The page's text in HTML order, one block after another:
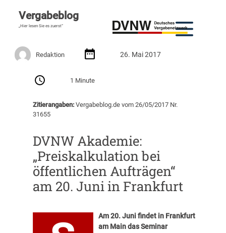
Vergabeblog
„Hier lesen Sie es zuerst“
Redaktion 26. Mai 2017
1 Minute
Zitierangaben:Vergabeblog.de vom 26/05/2017 Nr.
31655
DVNW Akademie:
„Preiskalkulation bei
öffentlichen Aufträgen“
am 20. Juni in Frankfurt
Am20. Juni findet in Frankfurt
am Maindas Seminar